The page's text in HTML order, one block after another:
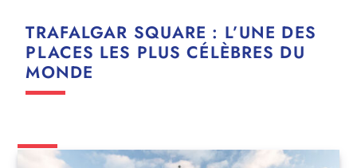
TRAFALGAR SQUARE : L’UNE DES
PLACES LES PLUS CÉLÈBRES DU
MONDE